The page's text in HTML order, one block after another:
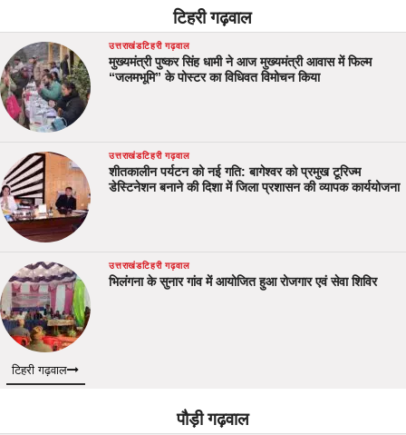
टिहरी गढ़वाल
उत्तराखंडटिहरी गढ़वाल
मुख्यमंत्री पुष्कर सिंह धामी ने आज मुख्यमंत्री आवास में फिल्म
“जलमभूमि” के पोस्टर का विधिवत विमोचन किया
उत्तराखंडटिहरी गढ़वाल
शीतकालीन पर्यटन को नई गति: बागेश्वर को प्रमुख टूरिज्म
डेस्टिनेशन बनाने की दिशा में जिला प्रशासन की व्यापक कार्ययोजना
उत्तराखंडटिहरी गढ़वाल
भिलंगना के सुनार गांव में आयोजित हुआ रोजगार एवं सेवा शिविर
टिहरी गढ़वाल
पौड़ी गढ़वाल